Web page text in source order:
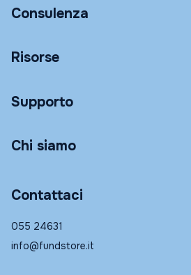
Consulenza
Risorse
Supporto
Chi siamo
Contattaci
055 24631
info@fundstore.it